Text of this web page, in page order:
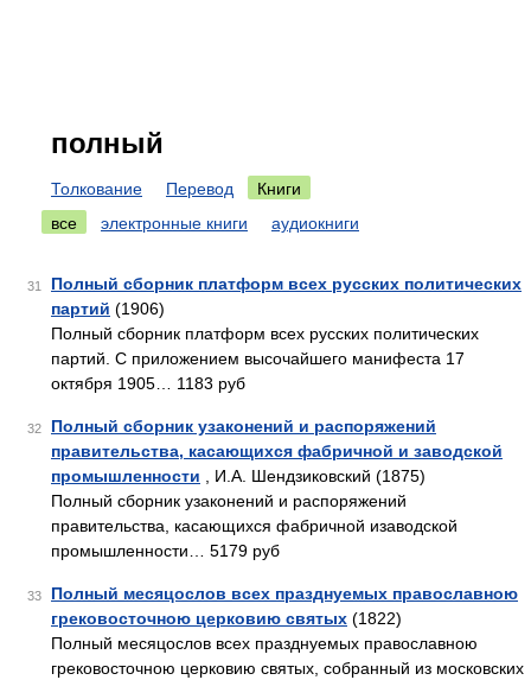
полный
Толкование Перевод
Книги
все
электронные книги аудиокниги
31
Полный сборник платформ всех русских политических
партий (1906)
Полный сборник платформ всех русских политических
партий. С приложением высочайшего манифеста 17
октября 1905… 1183 руб
32
Полный сборник узаконений и распоряжений
правительства, касающихся фабричной и заводской
промышленности , И.А. Шендзиковский (1875)
Полный сборник узаконений и распоряжений
правительства, касающихся фабричной изаводской
промышленности… 5179 руб
33
Полный месяцослов всех празднуемых православною
грековосточною церковию святых (1822)
Полный месяцослов всех празднуемых православною
грековосточною церковию святых, собранный из московских